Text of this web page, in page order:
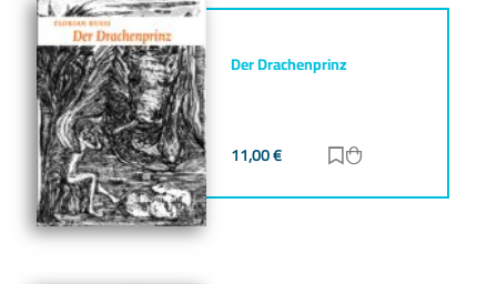
Der Drachenprinz
11,00€ Zur Merkliste